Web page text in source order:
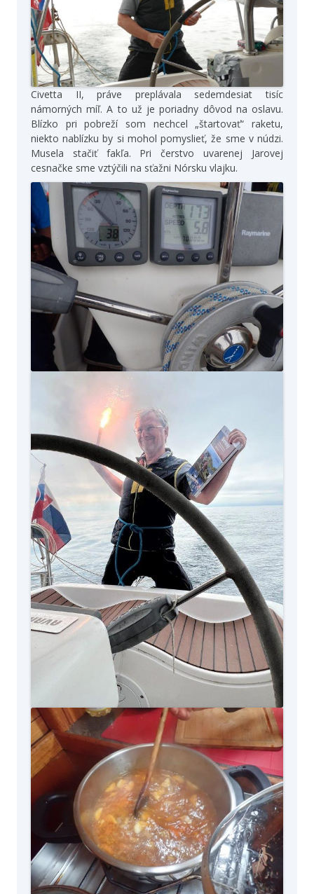
Civetta II, práve preplávala sedemdesiat tisíc
námorných míľ. A to už je poriadny dôvod na oslavu.
Blízko pri pobreží som nechcel „štartovať“ raketu,
niekto nablízku by si mohol pomyslieť, že sme v núdzi.
Musela stačiť fakľa. Pri čerstvo uvarenej Jarovej
cesnačke sme vztýčili na sťažni Nórsku vlajku.